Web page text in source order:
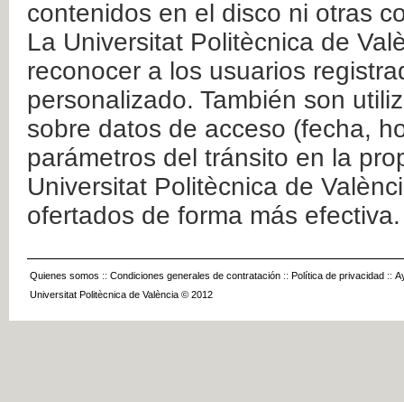
contenidos en el disco ni otras
La Universitat Politècnica de
reconocer a los usuarios
personalizado. También son
sobre datos de acceso (fecha,
parámetros del tránsito en la
Universitat Politècnica de
ofertados de forma más efectiva.
Quienes somos :: Condiciones generales de contratación :: Política de privacidad ::
Universitat Politècnica de València © 2012